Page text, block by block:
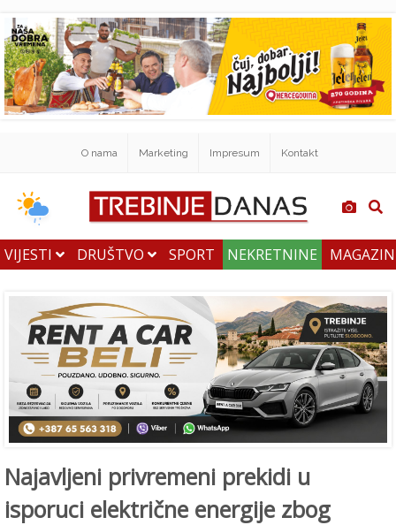
O nama Marketing Impresum Kontakt
VIJESTI DRUŠTVO SPORT NEKRETNINE
Najavljeni privremeni prekidi u
isporuci električne energije zbog